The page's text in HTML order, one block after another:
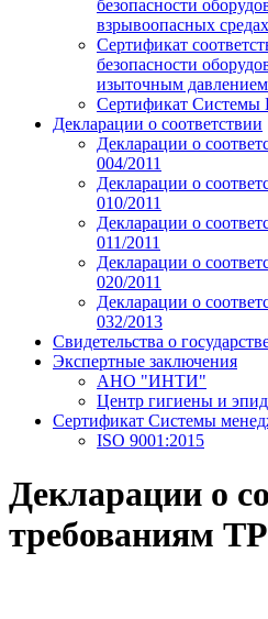
безопасности
взрывоопасных
Сертификат
безопасности
изыточным
Сертификат
Декларации о соответствии
Декларации о
004/2011
Декларации о
010/2011
Декларации о
011/2011
Декларации о
020/2011
Декларации о
032/2013
Свидетельства о
Экспертные заключения
АНО "ИНТИ"
Центр гигиены и
Сертификат Системы
ISO 9001:2015
Декларации о
требованиям